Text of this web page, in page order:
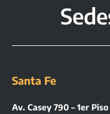
Santa Fe
Av. Casey 790 – 1er